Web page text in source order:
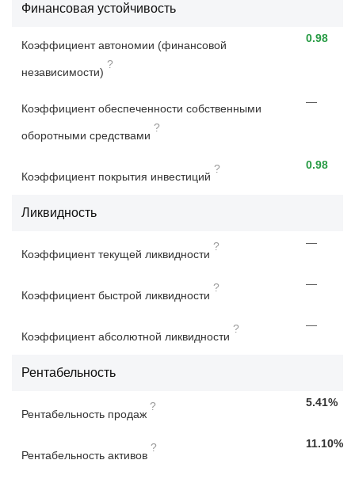
Финансовая устойчивость
Коэффициент автономии (финансовой
независимости)
?
0.98
Коэффициент обеспеченности собственными
оборотными средствами
?
—
Коэффициент покрытия инвестиций
? 0.98
Ликвидность
Коэффициент текущей ликвидности
? —
Коэффициент быстрой ликвидности
? —
Коэффициент абсолютной ликвидности
? —
Рентабельность
Рентабельность продаж
? 5.41%
Рентабельность активов
? 11.10%